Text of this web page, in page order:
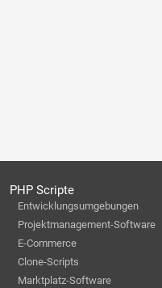
PHP Scripte
Entwicklungsumgebungen
Projektmanagement-Software
E-Commerce
Clone-Scripts
Marktplatz-Software